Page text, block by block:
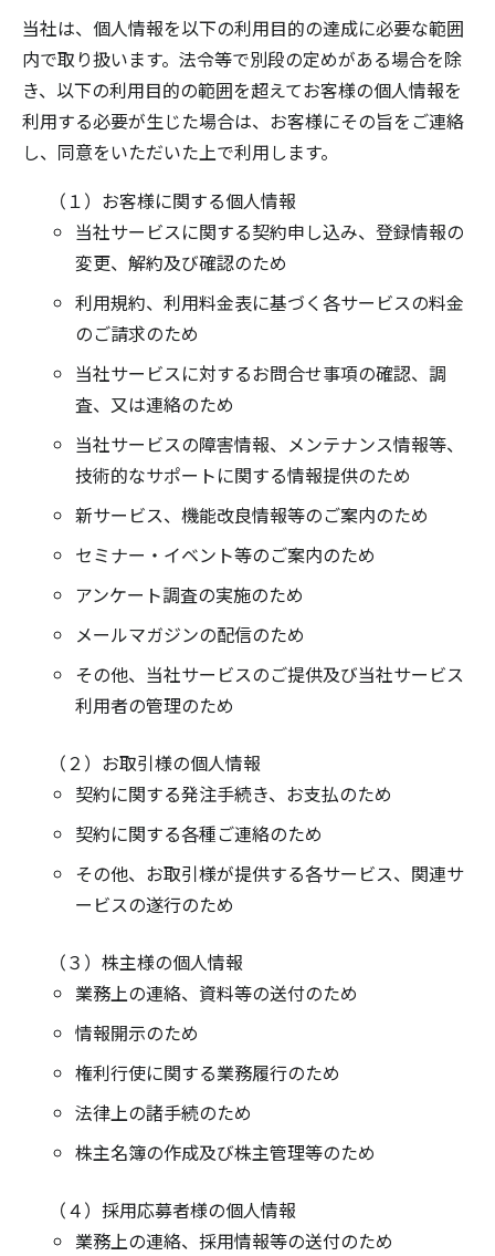
当社は、個人情報を以下の利用目的の達成に必要な範囲
内で取り扱います。法令等で別段の定めがある場合を除
き、以下の利用目的の範囲を超えてお客様の個人情報を
利用する必要が生じた場合は、お客様にその旨をご連絡
し、同意をいただいた上で利用します。
（１）お客様に関する個人情報
当社サービスに関する契約申し込み、登録情報の
変更、解約及び確認のため
利用規約、利用料金表に基づく各サービスの料金
のご請求のため
当社サービスに対するお問合せ事項の確認、調
査、又は連絡のため
当社サービスの障害情報、メンテナンス情報等、
技術的なサポートに関する情報提供のため
新サービス、機能改良情報等のご案内のため
セミナー・イベント等のご案内のため
アンケート調査の実施のため
メールマガジンの配信のため
その他、当社サービスのご提供及び当社サービス
利用者の管理のため
（２）お取引様の個人情報
契約に関する発注手続き、お支払のため
契約に関する各種ご連絡のため
その他、お取引様が提供する各サービス、関連サ
ービスの遂行のため
（３）株主様の個人情報
業務上の連絡、資料等の送付のため
情報開示のため
権利行使に関する業務履行のため
法律上の諸手続のため
株主名簿の作成及び株主管理等のため
（４）採用応募者様の個人情報
業務上の連絡、採用情報等の送付のため